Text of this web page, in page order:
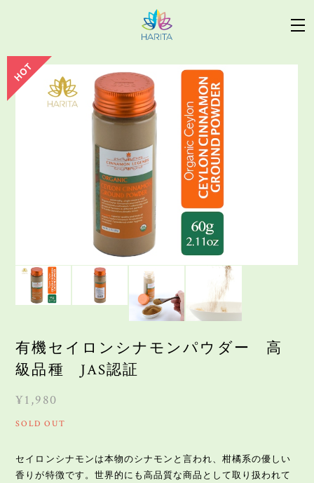
有機セイロンシナモンパウダー 高
級品種 JAS認証
¥1,980
SOLD OUT
セイロンシナモンは本物のシナモンと言われ、柑橘系の優しい
香りが特徴です。世界的にも高品質な商品として取り扱われて